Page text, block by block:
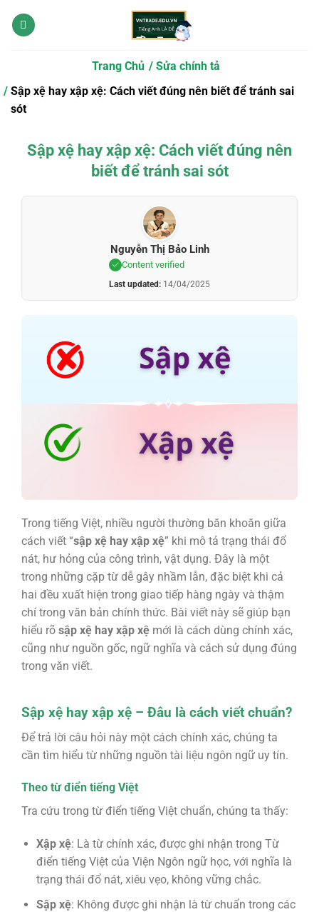
qua
Trang Chủ
Sửa chính tả
Sập xệ hay xập xệ: Cách viết đúng nên biết để tránh sai
sót
Sập xệ hay xập xệ: Cách viết đúng nên
biết để tránh sai sót
Nguyễn Thị Bảo Linh
Content verified
Last updated: 14/04/2025
Trong tiếng Việt, nhiều người thường băn khoăn giữa
cách viết “sập xệ hay xập xệ” khi mô tả trạng thái đổ
nát, hư hỏng của công trình, vật dụng. Đây là một
trong những cặp từ dễ gây nhầm lẫn, đặc biệt khi cả
hai đều xuất hiện trong giao tiếp hàng ngày và thậm
chí trong văn bản chính thức. Bài viết này sẽ giúp bạn
hiểu rõ sập xệ hay xập xệmới là cách dùng chính xác,
cũng như nguồn gốc, ngữ nghĩa và cách sử dụng đúng
trong văn viết.
Sập xệ hay xập xệ – Đâu là cách viết chuẩn?
Để trả lời câu hỏi này một cách chính xác, chúng ta
cần tìm hiểu từ những nguồn tài liệu ngôn ngữ uy tín.
Theo từ điển tiếng Việt
Tra cứu trong từ điển tiếng Việt chuẩn, chúng ta thấy:
Xập xệ: Là từ chính xác, được ghi nhận trong Từ
điển tiếng Việt của Viện Ngôn ngữ học, với nghĩa là
trạng thái đổ nát, xiêu vẹo, không vững chắc.
Sập xệ: Không được ghi nhận là từ chuẩn trong các